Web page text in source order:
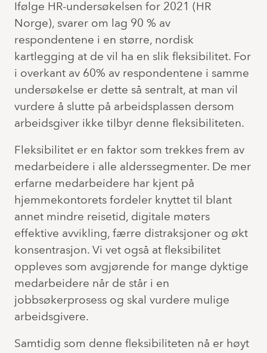
Ifølge HR-undersøkelsen for 2021 (HR
Norge), svarer om lag 90 % av
respondentene i en større, nordisk
kartlegging at de vil ha en slik fleksibilitet. For
i overkant av 60% av respondentene i samme
undersøkelse er dette så sentralt, at man vil
vurdere å slutte på arbeidsplassen dersom
arbeidsgiver ikke tilbyr denne fleksibiliteten.
Fleksibilitet er en faktor som trekkes frem av
medarbeidere i alle alderssegmenter. De mer
erfarne medarbeidere har kjent på
hjemmekontorets fordeler knyttet til blant
annet mindre reisetid, digitale møters
effektive avvikling, færre distraksjoner og økt
konsentrasjon. Vi vet også at fleksibilitet
oppleves som avgjørende for mange dyktige
medarbeidere når de står i en
jobbsøkerprosess og skal vurdere mulige
arbeidsgivere.
Samtidig som denne fleksibiliteten nå er høyt